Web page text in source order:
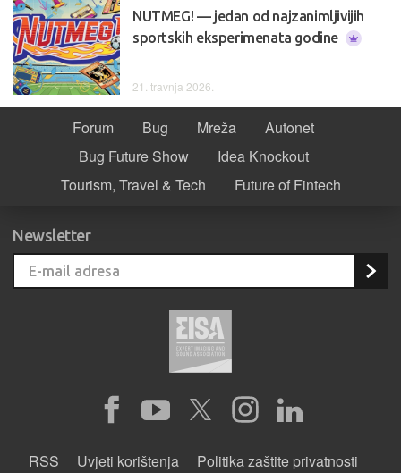
NUTMEG! — jedan od najzanimljivijih
sportskih eksperimenata godine
21. travnja 2026.
Forum Bug Mreža
Autonet
Bug Future Show
Idea Knockout
Tourism, Travel & Tech
Future of Fintech
Newsletter
RSS Uvjeti korištenja
Politika zaštite privatnosti